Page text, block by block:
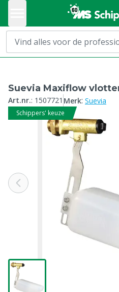
Suevia Maxiflow
Art.nr.: 1507721 Merk: Suevia
Schippers' keuze